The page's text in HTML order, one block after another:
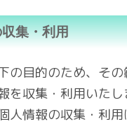
集・利用
の目的のため、そ
を収集・利用いたし
人情報の収集・利